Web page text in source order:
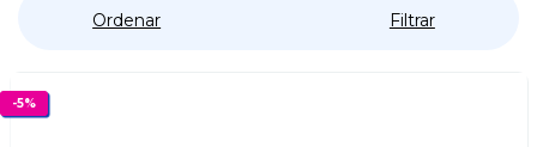
Ordenar Filtrar
-5%